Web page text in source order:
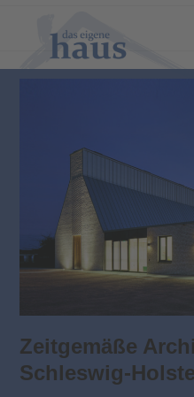
mobile
menu
mobile
menu
Zeitgemäße
Schleswig-